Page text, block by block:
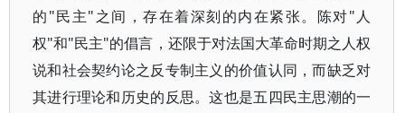
的"民主"之间，存在着深刻的内在紧张。陈对"人
权"和"民主"的倡言，还限于对法国大革命时期之人权
说和社会契约论之反专制主义的价值认同，而缺乏对
其进行理论和历史的反思。这也是五四民主思潮的一